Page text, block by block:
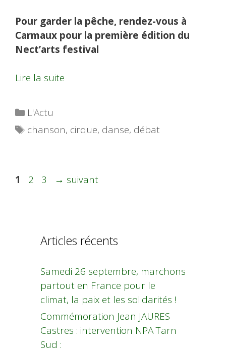
Pour garder la pêche, rendez-vous à
Carmaux pour la première édition du
Nect’arts festival
Lire la suite
Catégories
L'Actu
Étiquettes
chanson, cirque, danse, débat
Page
1 Page
2 Page
3 → suivant
Articles récents
Samedi 26 septembre, marchons
partout en France pour le
climat, la paix et les solidarités !
Commémoration Jean JAURES
Castres : intervention NPA Tarn
Sud :